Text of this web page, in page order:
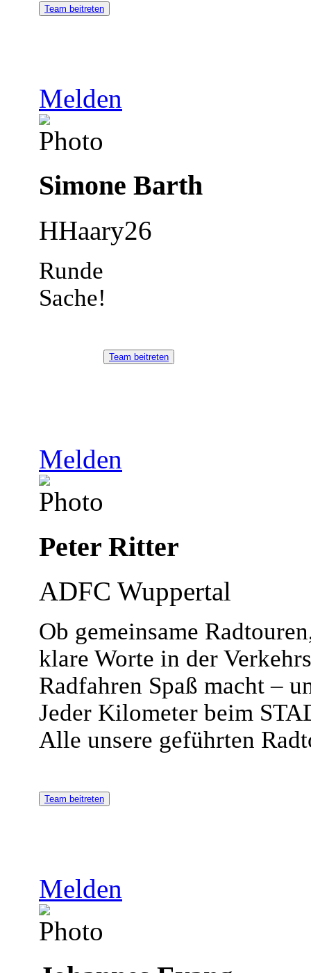
Team beitreten
Melden
Simone Barth
HHaary26
Runde
Sache!
Team beitreten
Melden
Peter Ritter
ADFC Wuppertal
Ob gemeinsame
klare Worte in der
Radfahren Spaß macht –
Jeder Kilometer beim
Alle unsere geführten
Team beitreten
Melden